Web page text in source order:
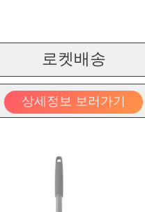
로켓배송
상세정보 보러가기